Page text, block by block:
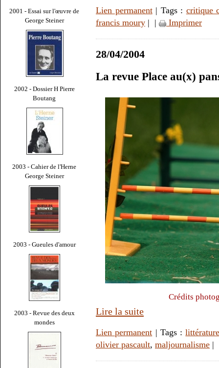
2001 - Essai sur l'œuvre de
George Steiner
2002 - Dossier H Pierre
Boutang
2003 - Cahier de l'Herne
George Steiner
2003 - Gueules d'amour
2003 - Revue des deux
mondes
Lien permanent| Tags : critique
francis moury | | Imprimer
28/04/2004
La revue Place au(x)
Crédits
Lire la suite
Lien permanent | Tags :
olivier pascault, maljournalisme |